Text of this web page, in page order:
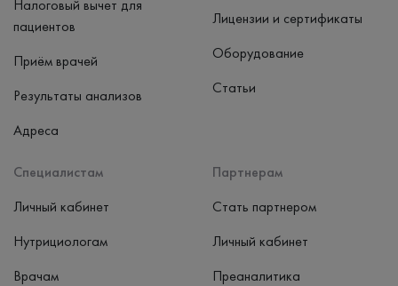
Налоговый вычет для
пациентов
Приём врачей
Результаты анализов
Адреса
Специалистам
Личный кабинет
Нутрициологам
Врачам
Партнерам
Стать партнером
Личный кабинет
Преаналитика
Лицензии и сертификаты
Оборудование
Статьи